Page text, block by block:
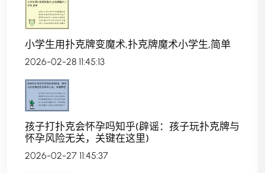
小学生用扑克牌变魔术,扑克牌魔术小学生,简单
2026-02-28 11:45:13
孩子打扑克会怀孕吗知乎(辟谣：孩子玩扑克牌与
怀孕风险无关，关键在这里)
2026-02-27 11:45:37